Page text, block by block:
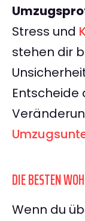
Stress und
stehen dir
Entscheide
DIE BESTEN
Wenn du